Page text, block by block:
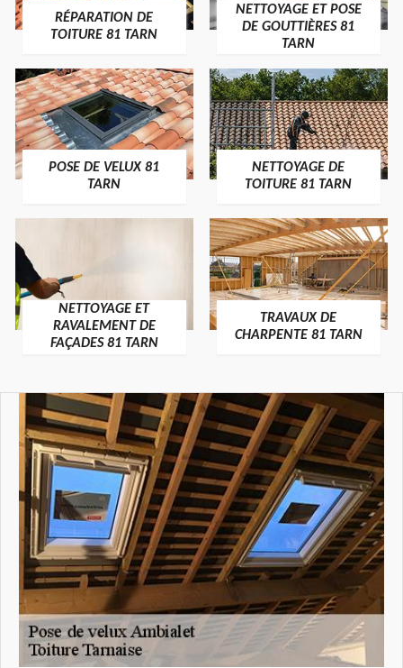
RÉPARATION DE
TOITURE 81 TARN
NETTOYAGE ET POSE
DE GOUTTIÈRES 81
TARN
POSE DE VELUX 81
TARN
NETTOYAGE DE
TOITURE 81 TARN
NETTOYAGE ET
RAVALEMENT DE
FAÇADES 81 TARN
TRAVAUX DE
CHARPENTE 81 TARN